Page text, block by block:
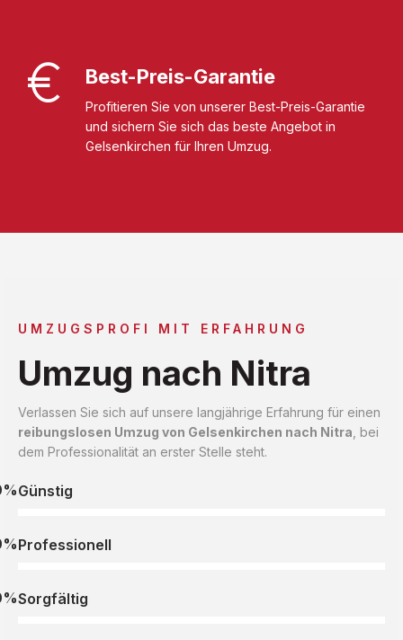
Best-Preis-Garantie
Profitieren Sie von unserer Best-Preis-Garantie
und sichern Sie sich das beste Angebot in
Gelsenkirchen für Ihren Umzug.
UMZUGSPROFI MIT ERFAHRUNG
Umzug nach Nitra
Verlassen Sie sich auf unsere langjährige Erfahrung für einen
reibungslosen Umzug von Gelsenkirchen nach Nitra , bei
dem Professionalität an erster Stelle steht.
Günstig
Professionell
Sorgfältig